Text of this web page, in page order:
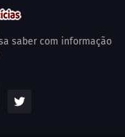
saber com informação